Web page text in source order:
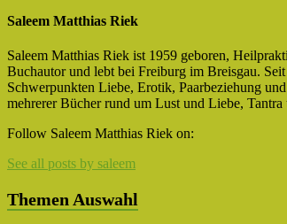
Saleem Matthias Riek
Saleem Matthias Riek ist 1959 geboren,
Buchautor und lebt bei Freiburg im Breisgau.
Schwerpunkten Liebe, Erotik, Paarbeziehung
mehrerer Bücher rund um Lust und Liebe,
Follow Saleem Matthias Riek on:
See all posts by saleem
Themen Auswahl